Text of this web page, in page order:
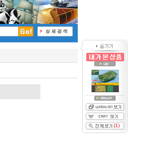
STRIDSVAGN 103C MBT Detail-up Set (for
(1)